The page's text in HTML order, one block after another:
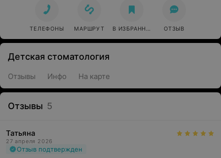
ТЕЛЕФОНЫ МАРШРУТ В ИЗБРАННОЕ ОТЗЫВ
Детская стоматология
Отзывы Инфо На карте
Отзывы 5
Татьяна
27 апреля 2026
Отзыв подтвержден